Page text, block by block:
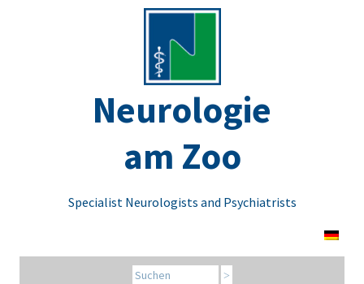
Neurologie
am Zoo
Specialist Neurologists and Psychiatrists
Search for: